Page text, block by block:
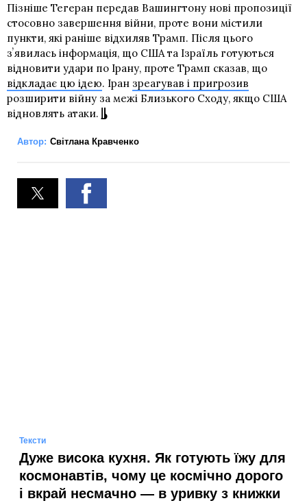
Пізніше Тегеран передав Вашингтону нові пропозиції
стосовно завершення війни, проте вони містили
пункти, які раніше відхиляв Трамп. Після цього
зʼявилась інформація, що США та Ізраїль готуються
відновити удари по Ірану, проте Трамп сказав, що
відкладає цю ідею. Іран зреагував і пригрозив
розширити війну за межі Близького Сходу, якщо США
відновлять атаки.
Автор: Світлана Кравченко